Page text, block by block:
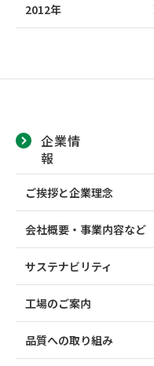
2012年
企業情
報
ご挨拶と企業理念
会社概要・事業内容など
サステナビリティ
工場のご案内
品質への取り組み